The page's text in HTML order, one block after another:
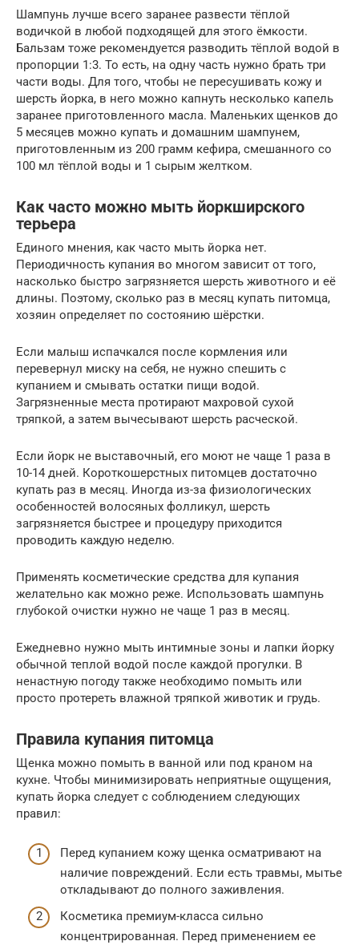
Шампунь лучше всего заранее развести тёплой
водичкой в любой подходящей для этого ёмкости.
Бальзам тоже рекомендуется разводить тёплой водой в
пропорции 1:3. То есть, на одну часть нужно брать три
части воды. Для того, чтобы не пересушивать кожу и
шерсть йорка, в него можно капнуть несколько капель
заранее приготовленного масла. Маленьких щенков до
5 месяцев можно купать и домашним шампунем,
приготовленным из 200 грамм кефира, смешанного со
100 мл тёплой воды и 1 сырым желтком.
Как часто можно мыть йоркширского
терьера
Единого мнения, как часто мыть йорка нет.
Периодичность купания во многом зависит от того,
насколько быстро загрязняется шерсть животного и её
длины. Поэтому, сколько раз в месяц купать питомца,
хозяин определяет по состоянию шёрстки.
Если малыш испачкался после кормления или
перевернул миску на себя, не нужно спешить с
купанием и смывать остатки пищи водой.
Загрязненные места протирают махровой сухой
тряпкой, а затем вычесывают шерсть расческой.
Если йорк не выставочный, его моют не чаще 1 раза в
10-14 дней. Короткошерстных питомцев достаточно
купать раз в месяц. Иногда из-за физиологических
особенностей волосяных фолликул, шерсть
загрязняется быстрее и процедуру приходится
проводить каждую неделю.
Применять косметические средства для купания
желательно как можно реже. Использовать шампунь
глубокой очистки нужно не чаще 1 раз в месяц.
Ежедневно нужно мыть интимные зоны и лапки йорку
обычной теплой водой после каждой прогулки. В
ненастную погоду также необходимо помыть или
просто протереть влажной тряпкой животик и грудь.
Правила купания питомца
Щенка можно помыть в ванной или под краном на
кухне. Чтобы минимизировать неприятные ощущения,
купать йорка следует с соблюдением следующих
правил:
Перед купанием кожу щенка осматривают на
наличие повреждений. Если есть травмы, мытье
откладывают до полного заживления.
Косметика премиум-класса сильно
концентрированная. Перед применением ее